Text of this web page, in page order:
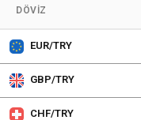
DÖVIZ
EUR/TRY
GBP/TRY
CHF/TRY